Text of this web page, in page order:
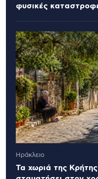
φυσικές
Ηράκλειο
Τα χωριά της